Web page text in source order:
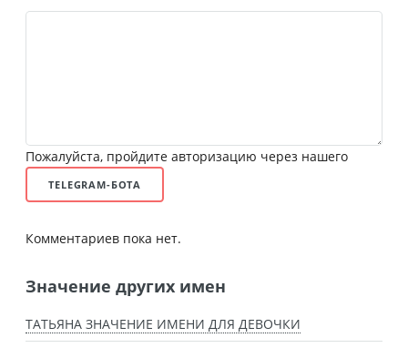
Пожалуйста, пройдите авторизацию через нашего
TELEGRAM-БОТА
Комментариев пока нет.
Значение других имен
ТАТЬЯНА ЗНАЧЕНИЕ ИМЕНИ ДЛЯ ДЕВОЧКИ